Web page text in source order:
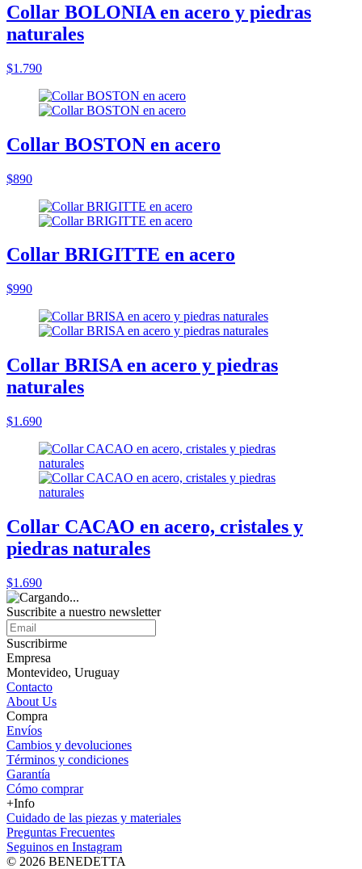
Collar BOLONIA en acero y piedras
naturales
$1.790
Collar BOSTON en acero
$890
Collar BRIGITTE en acero
$990
Collar BRISA en acero y piedras
naturales
$1.690
Collar CACAO en acero, cristales y
piedras naturales
$1.690
Suscribite a nuestro newsletter
Suscribirme
Empresa
Montevideo, Uruguay
Contacto
About Us
Compra
Envíos
Cambios y devoluciones
Términos y condiciones
Garantía
Cómo comprar
+Info
Cuidado de las piezas y materiales
Preguntas Frecuentes
Seguinos en Instagram
© 2026 BENEDETTA